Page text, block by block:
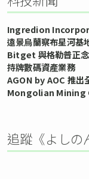
Ingredion
遠景烏蘭察布星河基
Bitget 與格勒普正念
持牌數碼資產業務
AGON by AOC 推
Mongolian Mining
追蹤《よしの